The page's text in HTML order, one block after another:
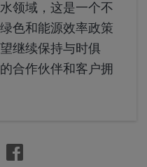
领域，这是一个不
色和能源效率政策
继续保持与时俱
合作伙伴和客户拥